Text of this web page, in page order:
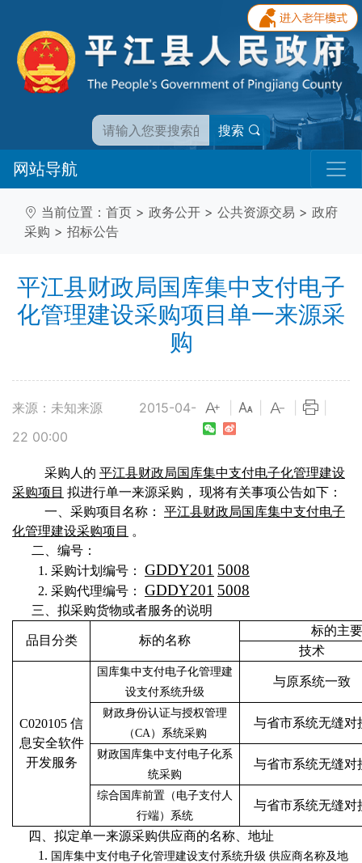
搜索
网站导航
当前位置： 首页 > 政务公开 > 公共资源交易 > 政府
采购 > 招标公告
平江县财政局国库集中支付电子
化管理建设采购项目单一来源采
购
来源：未知来源
2015-04-
22 00:00
采购人的 平江县财政局国库集中支付电子化管理建设
采购项目 拟进行单一来源采购，
现将有关事项公告如下：
一、采购项目名称：
平江县财政局国库集中支付电子
化管理建设采购项目 。
二、编号：
1. 采购计划编号： GDDY201 5008
2. 采购代理编号： GDDY201 5008
三、拟采购货物或者服务的说明
品目分类 标的名称
标的主
技术
C020105 信
息安全软件
开发服务
国库集中支付电子化管理建
设支付系统升级
与原系统一致
财政身份认证与授权管理
（CA）系统采购
与省市系统无缝对
财政国库集中支付电子化系
统采购
与省市系统无缝对
综合国库前置（电子支付人
行端）系统
与省市系统无缝对
四、拟定单一来源采购供应商的名称、地址
1. 国库集中支付电子化管理建设支付系统升级 供应商名称及地